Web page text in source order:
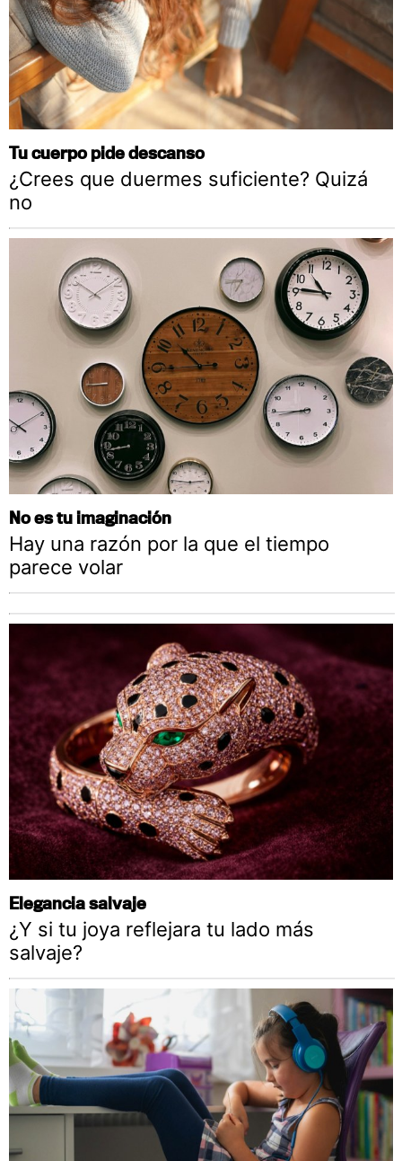
Tu cuerpo pide descanso
¿Crees que duermes suficiente? Quizá
no
No es tu imaginación
Hay una razón por la que el tiempo
parece volar
Elegancia salvaje
¿Y si tu joya reflejara tu lado más
salvaje?